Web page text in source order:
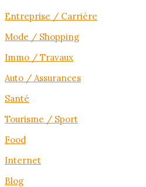
Entreprise / Carrière
Mode / Shopping
Immo / Travaux
Auto / Assurances
Santé
Tourisme / Sport
Food
Internet
Blog